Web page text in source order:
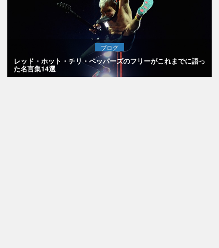
ブログ
レッド・ホット・チリ・ペッパーズのフリーがこれまでに語っ
た名言集14選